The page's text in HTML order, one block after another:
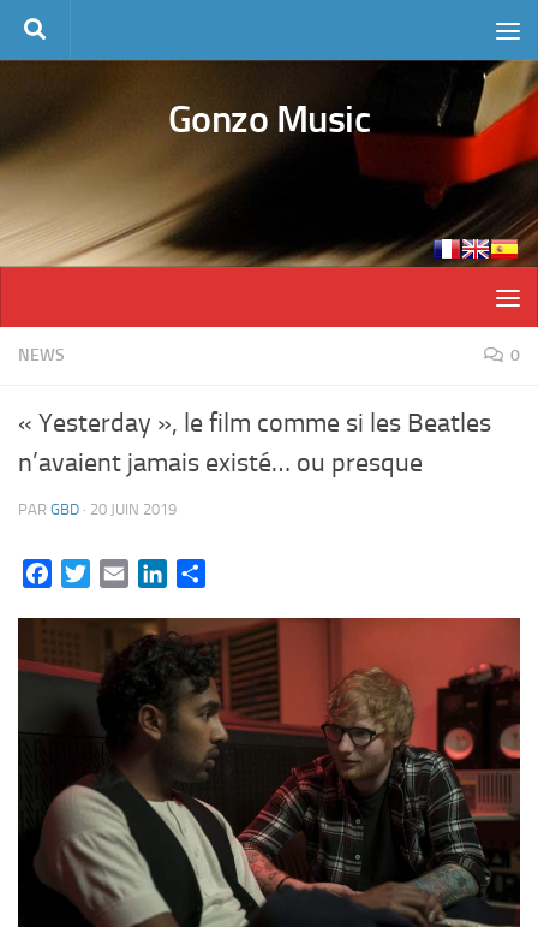
Skip to content
Gonzo Music
NEWS 0
« Yesterday », le film comme si les Beatles
n’avaient jamais existé… ou presque
PAR GBD · 20 JUIN 2019
FacebookTwitterEmail LinkedIn